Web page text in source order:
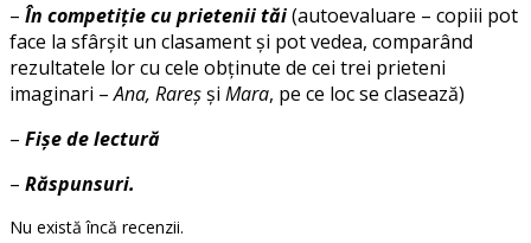
– În competiţie cu prietenii tăi(autoevaluare – copiii pot
face la sfârşit un clasament şi pot vedea, comparând
rezultatele lor cu cele obţinute de cei trei prieteni
imaginari –Ana, Rareşşi Mara, pe ce loc se clasează)
– Fişe de lectură
– Răspunsuri.
Nu există încă recenzii.